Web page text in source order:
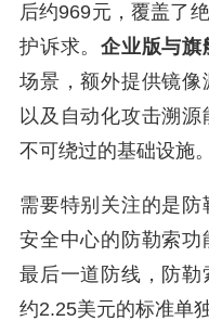
后约969元，覆盖了
护诉求。企业版与旗
场景，额外提供镜像
以及自动化攻击溯
不可绕过的基础设施。
需要特别关注的是
安全中心的防勒索
最后一道防线，防勒
约2.25美元的标准单